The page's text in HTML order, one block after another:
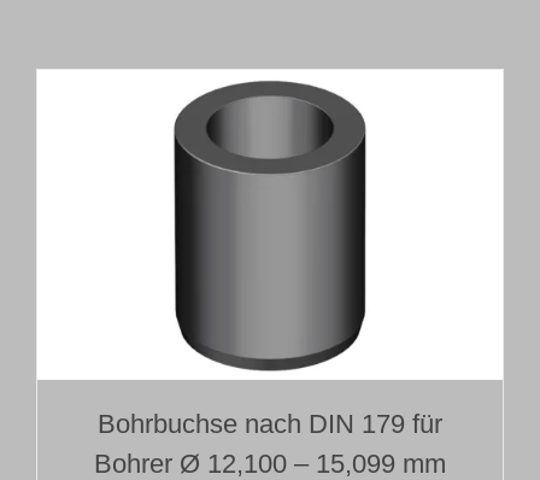
Bohrbuchse nach DIN 179 für
Bohrer Ø 12,100 – 15,099 mm